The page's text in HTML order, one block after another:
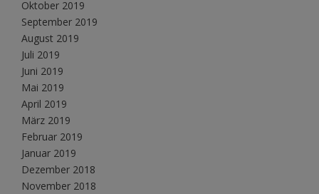
Oktober 2019
September 2019
August 2019
Juli 2019
Juni 2019
Mai 2019
April 2019
März 2019
Februar 2019
Januar 2019
Dezember 2018
November 2018